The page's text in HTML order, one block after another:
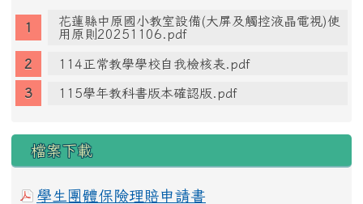
花蓮縣中原國小教室設備(大屏及觸控液晶電視)使
用原則20251106.pdf
114正常教學學校自我檢核表.pdf
115學年教科書版本確認版.pdf
檔案下載
學生團體保險理賠申請書